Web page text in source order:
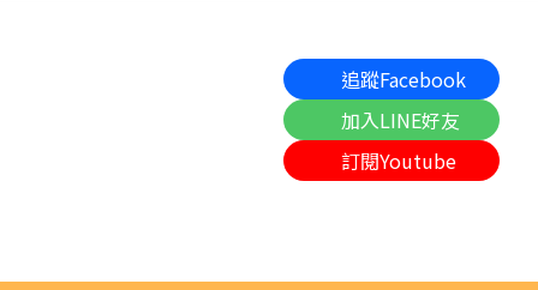
追蹤Facebook
加入LINE好友
訂閱Youtube